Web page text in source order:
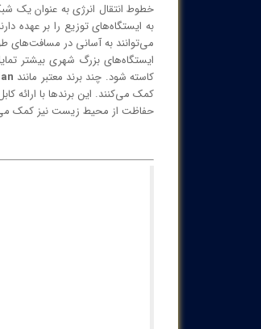
خطوط انتقال انرژی به عنوان یک
به ایستگاه‌های توزیع را بر عهده
می‌توانند به آسانی در مسافت‌های
ایستگاه‌های بزرگ شهری بیشتر
کاسته شود. چند برند معتبر مانند
کمک می‌کنند. این برندها با ارائه
حفاظت از محیط زیست نیز کمک